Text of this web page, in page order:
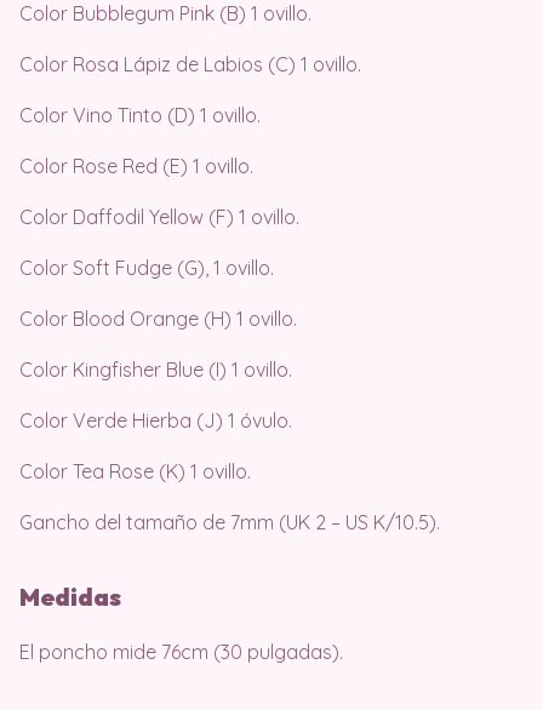
Color Bubblegum Pink (B) 1 ovillo.
Color Rosa Lápiz de Labios (C) 1 ovillo.
Color Vino Tinto (D) 1 ovillo.
Color Rose Red (E) 1 ovillo.
Color Daffodil Yellow (F) 1 ovillo.
Color Soft Fudge (G), 1 ovillo.
Color Blood Orange (H) 1 ovillo.
Color Kingfisher Blue (I) 1 ovillo.
Color Verde Hierba (J) 1 óvulo.
Color Tea Rose (K) 1 ovillo.
Gancho del tamaño de 7mm (UK 2 – US K/10.5).
Medidas
El poncho mide 76cm (30 pulgadas).